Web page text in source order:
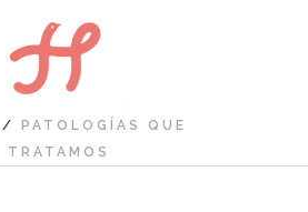
/
PATOLOGÍAS QUE
TRATAMOS